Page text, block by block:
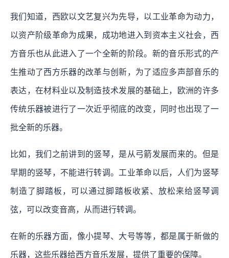
我们知道，西欧以文艺复兴为先导，以工业革命为动力，
以资产阶级革命为成果，成功地进入到资本主义社会，西
方音乐也从此进入了一个全新的阶段。新的音乐形式的产
生推动了西方乐器的改革与创新，为了适应多声部音乐的
表达，在材料业以及制造技术发展的基础上，欧洲的许多
传统乐器被进行了一次近乎彻底的改变，同时也出现了一
批全新的乐器。
比如，我们之前讲到的竖琴，是从弓箭发展而来的。但是
早期的竖琴，不能进行转调。工业革命以后，人们为竖琴
制造了脚踏板，可以通过脚踏板收紧、放松来给竖琴调
弦，可以改变音高，从而进行转调。
在新的乐器方面，像小提琴、大号等等，都是属于新做的
乐器，这些乐器给西方音乐发展，提供了重要的保障。